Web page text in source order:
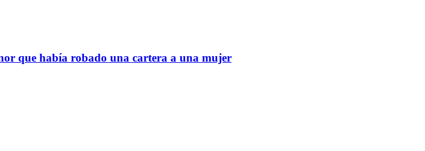
que había robado una cartera a una mujer